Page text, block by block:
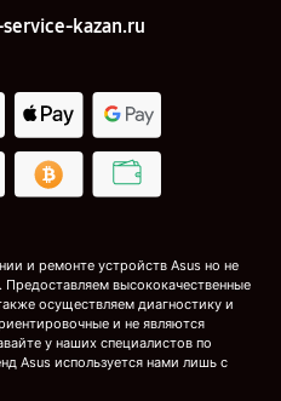
service-kazan.ru
и ремонте устройств Asus но не
высококачественные
осуществляем диагностику и
и не являются
у наших специалистов по
Asus используется нами лишь с